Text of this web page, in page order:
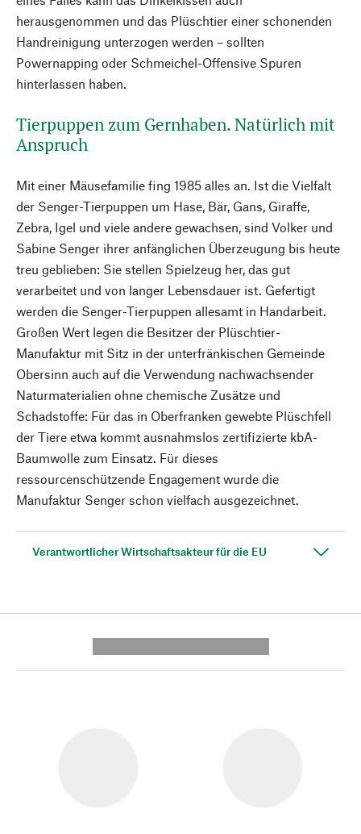
herausgenommen und das Plüschtier einer schonenden
Handreinigung unterzogen werden – sollten
Powernapping oder Schmeichel-Offensive Spuren
hinterlassen haben.
Tierpuppen zum Gernhaben. Natürlich mit
Anspruch
Mit einer Mäusefamilie fing 1985 alles an. Ist die Vielfalt
der Senger-Tierpuppen um Hase, Bär, Gans, Giraffe,
Zebra, Igel und viele andere gewachsen, sind Volker und
Sabine Senger ihrer anfänglichen Überzeugung bis heute
treu geblieben: Sie stellen Spielzeug her, das gut
verarbeitet und von langer Lebensdauer ist. Gefertigt
werden die Senger-Tierpuppen allesamt in Handarbeit.
Großen Wert legen die Besitzer der Plüschtier-
Manufaktur mit Sitz in der unterfränkischen Gemeinde
Obersinn auch auf die Verwendung nachwachsender
Naturmaterialien ohne chemische Zusätze und
Schadstoffe: Für das in Oberfranken gewebte Plüschfell
der Tiere etwa kommt ausnahmslos zertifizierte kbA-
Baumwolle zum Einsatz. Für dieses
ressourcenschützende Engagement wurde die
Manufaktur Senger schon vielfach ausgezeichnet.
Verantwortlicher Wirtschaftsakteur für die EU